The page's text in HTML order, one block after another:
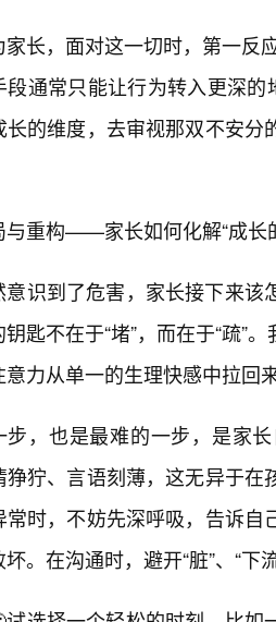
家长，面对这一切时，第一反
段通常只能让行为转入更深
长的维度，去审视那双不安
与重构——家长如何化解“成长
意识到了危害，家长接下来
匙不在于“堵”，而在于“疏”
意力从单一的生理快感中拉回
步，也是最难的一步，是家
狰狞、言语刻薄，这无异于
常时，不妨先深呼吸，告诉
。在沟通时，避开“脏”、“下